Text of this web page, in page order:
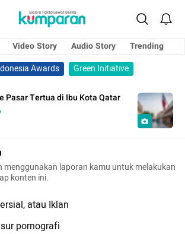
Video Story Audio Story
Trending
Awards
Green Initiative
Pasar Tertua di Ibu Kota Qatar
menggunakan laporan kamu untuk melakukan
konten ini.
atau Iklan
pornografi